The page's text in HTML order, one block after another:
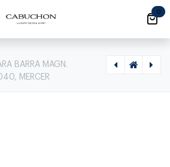
0
BARRA MAGN.
MERCER